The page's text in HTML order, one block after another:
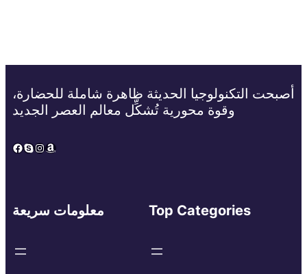
أصبحت التكنولوجيا الحديثة ظاهرة شاملة للحضارة،
وقوة محورية تُشكِّل معالم العصر الجديد
Facebook
Skype
Instagram
Amazon
معلومات سريعة Top Categories